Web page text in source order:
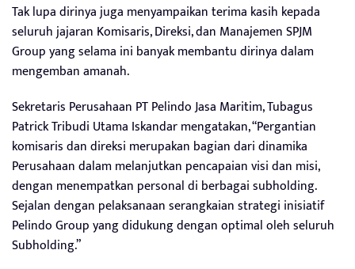
Tak lupa dirinya juga menyampaikan terima kasih kepada
seluruh jajaran Komisaris, Direksi, dan Manajemen SPJM
Group yang selama ini banyak membantu dirinya dalam
mengemban amanah.
Sekretaris Perusahaan PT Pelindo Jasa Maritim, Tubagus
Patrick Tribudi Utama Iskandar mengatakan, “Pergantian
komisaris dan direksi merupakan bagian dari dinamika
Perusahaan dalam melanjutkan pencapaian visi dan misi,
dengan menempatkan personal di berbagai subholding.
Sejalan dengan pelaksanaan serangkaian strategi inisiatif
Pelindo Group yang didukung dengan optimal oleh seluruh
Subholding.”